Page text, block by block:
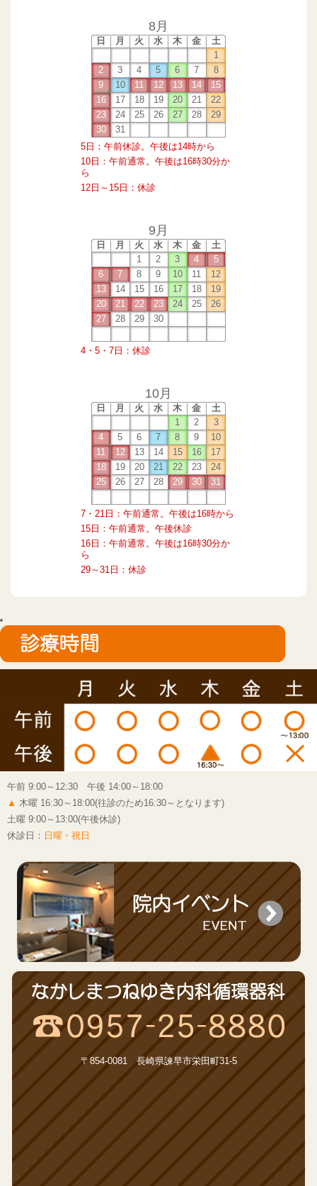
8月
日 月 火 水 木 金
土
1
2
3 4 5 6 7
8
9
10 11 12 13 14
15
16
17 18 19 20 21
22
23
24 25 26 27 28
29
30
31
5日：午前休診。午後は14時から
10日：午前通常。午後は16時30分か
ら
12日～15日：休診
9月
日 月 火 水 木 金
土
1
2 3 4
5
6
7 8 9 10 11
12
13
14 15 16 17 18
19
20
21 22 23 24 25
26
27
28 29 30
4・5・7日：休診
10月
日 月 火 水 木 金
土
1
2
3
4
5 6 7 8 9
10
11
12 13 14 15 16
17
18
19 20 21 22 23
24
25
26 27 28 29 30 31
7・21日：午前通常。午後は16時から
15日：午前通常。午後休診
16日：午前通常。午後は16時30分か
ら
29～31日：休診
午前 9:00～12:30 午後 14:00～18:00
▲ 木曜 16:30～18:00(往診のため16:30～となります)
土曜 9:00～13:00(午後休診)
休診日： 日曜・祝日
〒854-0081 長崎県諫早市栄田町31-5